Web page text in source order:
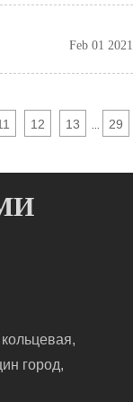
Feb 01 2021
12 13
29
город,